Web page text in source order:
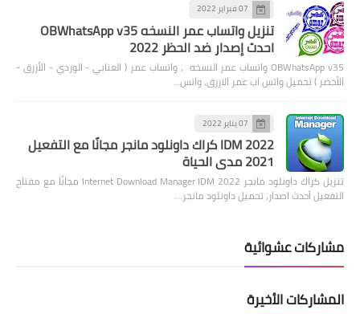
07 فبراير 2022
تنزيل واتساب عمر النسخه OBWhatsApp v35
احدث إصدار ضد الحظر 2022
OBWhatsApp v35 واتساب عمر النسخه ، واتساب عمر ( العنابي - الوردي - الأزرق -
الأخضر ) تحميل واتس اب عمر الازرق, واتس…
07 يناير 2022
IDM 2022 كراك داونلود مانجر مجانًا مع التفعيل
2021 مدى الحياة
تنزيل كراك داونلود مانجر 2022 Internet Download Manager IDM مجانًا مع مفتاح
التفعيل أحدث اصدار، تحميل داونلود مانجر…
مشاركات عشوائية
المشاركات الأخيرة